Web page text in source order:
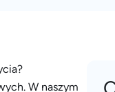
W naszym